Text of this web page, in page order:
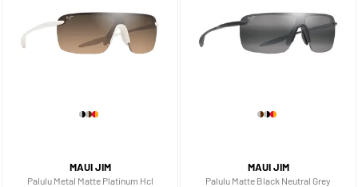
MAUI JIM
Palulu Metal Matte Platinum Hcl
MAUI JIM
Palulu Matte Black Neutral Grey